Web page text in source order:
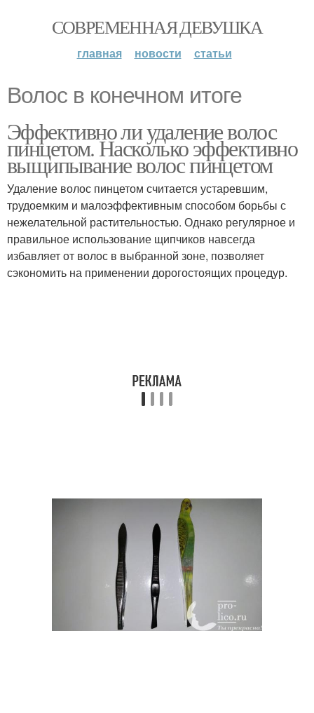
СОВРЕМЕННАЯ ДЕВУШКА
главная новости статьи
Волос в конечном итоге
Эффективно ли удаление волос
пинцетом. Насколько эффективно
выщипывание волос пинцетом
Удаление волос пинцетом считается устаревшим,
трудоемким и малоэффективным способом борьбы с
нежелательной растительностью. Однако регулярное и
правильное использование щипчиков навсегда
избавляет от волос в выбранной зоне, позволяет
сэкономить на применении дорогостоящих процедур.